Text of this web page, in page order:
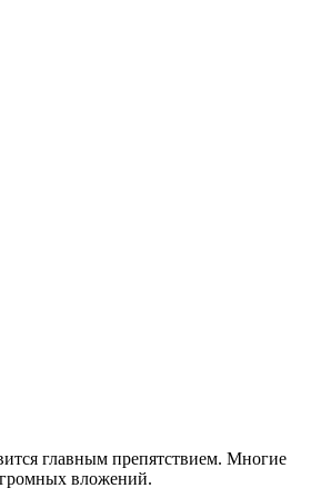
главным препятствием. Многие
вложений.